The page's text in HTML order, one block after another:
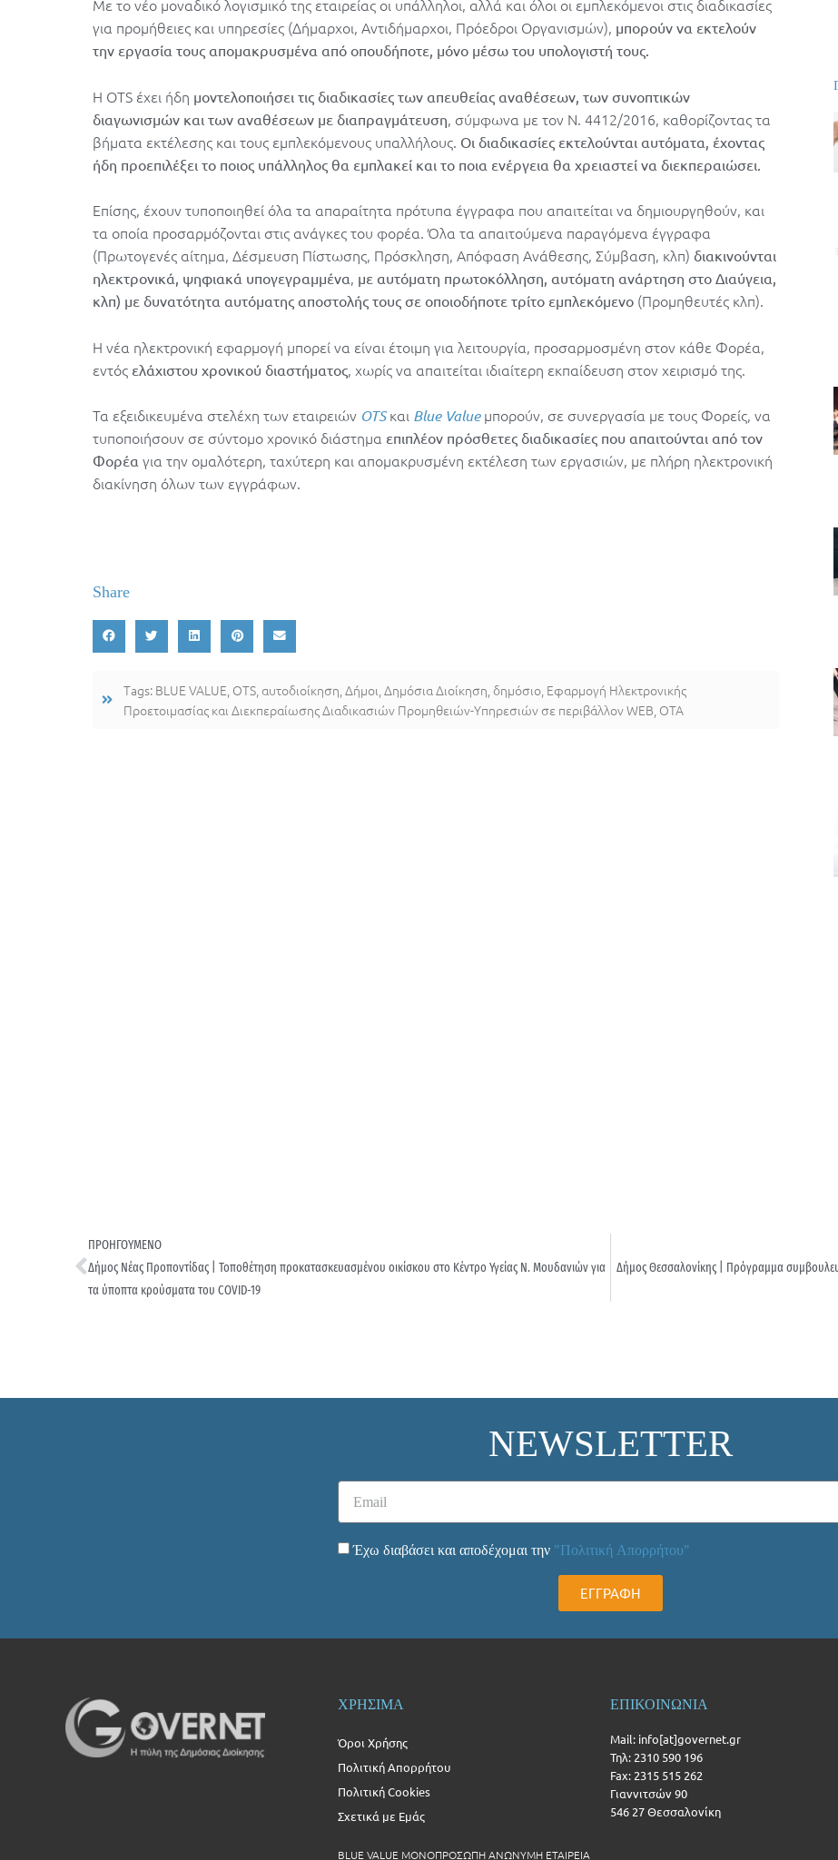
Με το νέο μοναδικό λογισμικό της εταιρείας οι υπάλληλοι, αλλά και όλοι οι εμπλεκόμενοι στις διαδικασίες
για προμήθειες και υπηρεσίες (Δήμαρχοι, Αντιδήμαρχοι, Πρόεδροι Οργανισμών), μπορούν να εκτελούν
την εργασία τους απομακρυσμένα από οπουδήποτε, μόνο μέσω του υπολογιστή τους.
Η OTS έχει ήδη μοντελοποιήσει τις διαδικασίες των απευθείας αναθέσεων, των συνοπτικών
διαγωνισμών και των αναθέσεων με διαπραγμάτευση, σύμφωνα με τον Ν. 4412/2016, καθορίζοντας τα
βήματα εκτέλεσης και τους εμπλεκόμενους υπαλλήλους. Οι διαδικασίες εκτελούνται αυτόματα, έχοντας
ήδη προεπιλέξει το ποιος υπάλληλος θα εμπλακεί και το ποια ενέργεια θα χρειαστεί να διεκπεραιώσει.
Επίσης, έχουν τυποποιηθεί όλα τα απαραίτητα πρότυπα έγγραφα που απαιτείται να δημιουργηθούν, και
τα οποία προσαρμόζονται στις ανάγκες του φορέα. Όλα τα απαιτούμενα παραγόμενα έγγραφα
(Πρωτογενές αίτημα, Δέσμευση Πίστωσης, Πρόσκληση, Απόφαση Ανάθεσης, Σύμβαση, κλπ) διακινούνται
ηλεκτρονικά, ψηφιακά υπογεγραμμένα, με αυτόματη πρωτοκόλληση, αυτόματη ανάρτηση στο Διαύγεια,
κλπ) με δυνατότητα αυτόματης αποστολής τους σε οποιοδήποτε τρίτο εμπλεκόμενο (Προμηθευτές κλπ).
Η νέα ηλεκτρονική εφαρμογή μπορεί να είναι έτοιμη για λειτουργία, προσαρμοσμένη στον κάθε Φορέα,
εντός ελάχιστου χρονικού διαστήματος, χωρίς να απαιτείται ιδιαίτερη εκπαίδευση στον χειρισμό της.
Τα εξειδικευμένα στελέχη των εταιρειών OTS και Blue Valueμπορούν, σε συνεργασία με τους Φορείς, να
τυποποιήσουν σε σύντομο χρονικό διάστημα επιπλέον πρόσθετες διαδικασίες που απαιτούνται από τον
Φορέα για την ομαλότερη, ταχύτερη και απομακρυσμένη εκτέλεση των εργασιών, με πλήρη ηλεκτρονική
διακίνηση όλων των εγγράφων.
Share
Tags: BLUE VALUE OTS αυτοδιοίκηση Δήμοι Δημόσια Διοίκηση δημόσιο Εφαρμογή Ηλεκτρονικής
Προετοιμασίας και Διεκπεραίωσης Διαδικασιών Προμηθειών-Υπηρεσιών σε περιβάλλον WEB ΟΤΑ
ΠΡΟΗΓΟΥΜΕΝΟ
Δήμος Νέας Προποντίδας | Τοποθέτηση προκατασκευασμένου οικίσκου στο Κέντρο Υγείας Ν. Μουδανιών για
τα ύποπτα κρούσματα του COVID-19
Δήμος Θεσσαλονίκης | Πρόγραμμα
NEWSLETTER
Έχω διαβάσει και αποδέχομαι την "Πολιτική Απορρήτου"
ΕΓΓΡΑΦΗ
ΧΡΗΣΙΜΑ
Όροι Χρήσης
Πολιτική Απορρήτου
Πολιτική Cookies
Σχετικά με Εμάς
BLUE VALUE ΜΟΝΟΠΡΟΣΩΠΗ ΑΝΩΝΥΜΗ ΕΤΑΙΡΕΙΑ
ΕΠΙΚΟΙΝΩΝΙΑ
Mail: info[at]governet.gr
Τηλ: 2310 590 196
Fax: 2315 515 262
Γιαννιτσών 90
546 27 Θεσσαλονίκη